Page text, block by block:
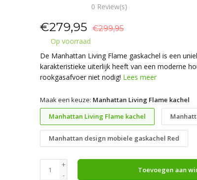
0 Review(s)
€279,95
€299,95
Op voorraad
De Manhattan Living Flame gaskachel is een
karakteristieke uiterlijk heeft van een moderne
rookgasafvoer niet nodig! Lees meer
Maak een keuze: Manhattan Living Flame kachel
Manhattan Living Flame kachel
Manhattan design mobiele gaskachel Red
+
-
Toevoegen aan